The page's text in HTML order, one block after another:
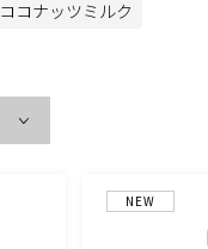
ココナッツミルク
NEW